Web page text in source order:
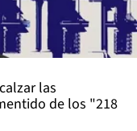
las
de los "218